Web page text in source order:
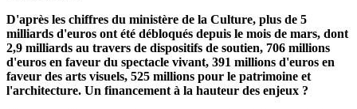
D'après les chiffres du ministère de la Culture, plus de 5
milliards d'euros ont été débloqués depuis le mois de mars, dont
2,9 milliards au travers de dispositifs de soutien, 706 millions
d'euros en faveur du spectacle vivant, 391 millions d'euros en
faveur des arts visuels, 525 millions pour le patrimoine et
l'architecture. Un financement à la hauteur des enjeux ?